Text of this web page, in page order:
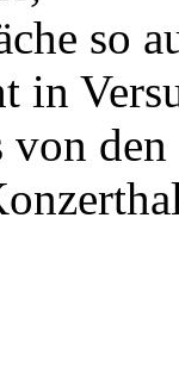
so
in
von